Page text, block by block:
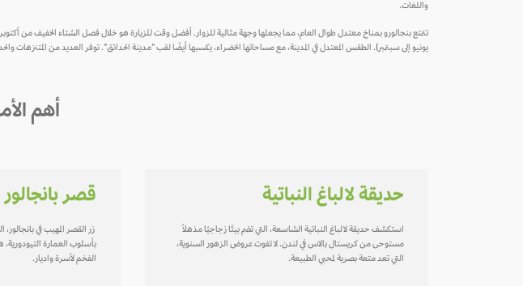
واللغات.
تتمتع بنجالورو بمناخ معتدل طوال العام، مما يجعلها وجهة مثالية للزوار. أفضل وقت للزيارة هو خلال فصل الشتاء الخفيف من أكتوبر
يونيو إلى سبتمبر). الطقس المعتدل في المدينة، مع مساحاتها الخضراء، يكسبها أيضًا لقب "مدينة الحدائق". توفر العديد من المتنزهات
أهم
حديقة لالباغ النباتية
استكشف حديقة لالباغ النباتية الشاسعة، التي تضم بيتًا زجاجيًا مذهلاً
مستوحى من كريستال بالاس في لندن. لا تفوت عروض الزهور السنوية،
التي تعد متعة بصرية لمحبي الطبيعة.
قصر بانجالور
زر القصر المهيب في
بأسلوب العمارة
الفخم لأسرة واديار.